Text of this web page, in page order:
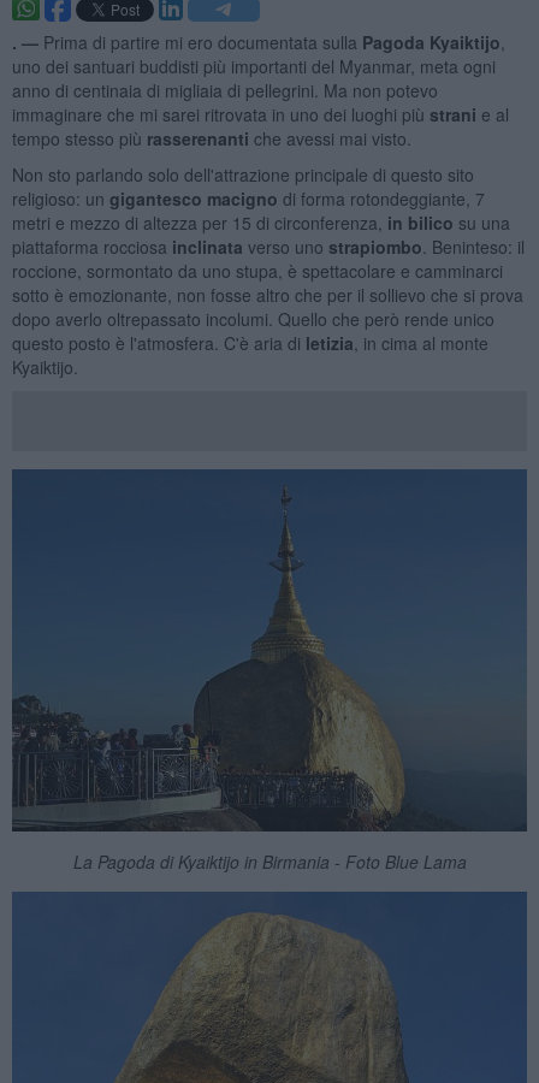
. — Prima di partire mi ero documentata sulla Pagoda Kyaiktijo
uno dei santuari buddisti più importanti del Myanmar, meta ogni
anno di centinaia di migliaia di pellegrini. Ma non potevo
immaginare che mi sarei ritrovata in uno dei luoghi più strani e al
tempo stesso più rasserenanti che avessi mai visto.
Non sto parlando solo dell'attrazione principale di questo sito
religioso: un gigantesco macigno di forma rotondeggiante, 7
metri e mezzo di altezza per 15 di circonferenza, in bilico su una
piattaforma rocciosa inclinata verso uno strapiombo . Beninteso: il
roccione, sormontato da uno stupa, è spettacolare e camminarci
sotto è emozionante, non fosse altro che per il sollievo che si prova
dopo averlo oltrepassato incolumi. Quello che però rende unico
questo posto è l'atmosfera. C'è aria di letizia , in cima al monte
Kyaiktijo.
La Pagoda di Kyaiktijo in Birmania - Foto Blue Lama